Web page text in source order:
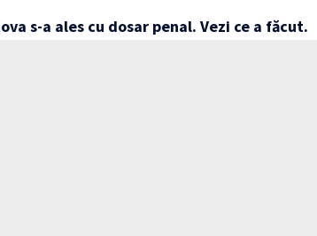
s-a ales cu dosar penal. Vezi ce a făcut.